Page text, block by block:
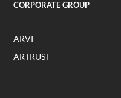
CORPORATE GROUP
ARVI
ARTRUST